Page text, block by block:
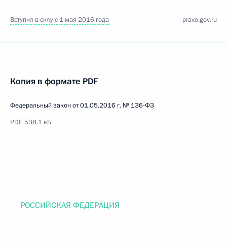
Вступил в силу с 1 мая 2016 года pravo.gov.ru
Копия в формате PDF
Федеральный закон от 01.05.2016 г. № 136-ФЗ
PDF, 538.1 кБ
РОССИЙСКАЯ ФЕДЕРАЦИЯ